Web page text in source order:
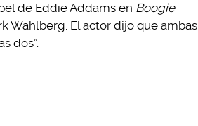
de Eddie Addams en Boogie
Wahlberg. El actor dijo que ambas
dos”.